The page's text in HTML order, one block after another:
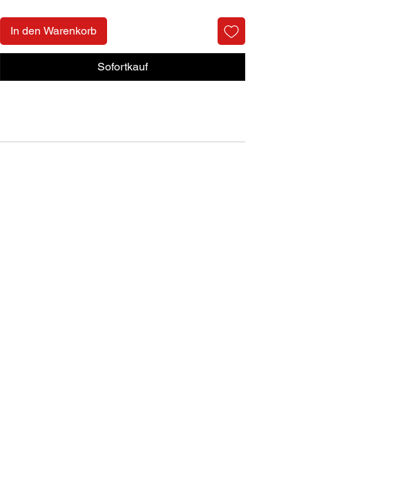
In den Warenkorb
Sofortkauf